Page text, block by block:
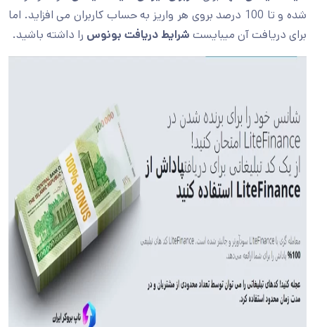
شده و تا 100 درصد بروی هر واریز به حساب کاربران می افزاید. اما
برای دریافت آن میبایست شرایط دریافت بونوس را داشته باشید.